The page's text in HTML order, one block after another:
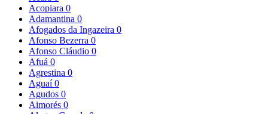
Acopiara 0
Adamantina 0
Afogados da Ingazeira 0
Afonso Bezerra 0
Afonso Cláudio 0
Afuá 0
Agrestina 0
Aguaí0
Agudos 0
Aimorés 0